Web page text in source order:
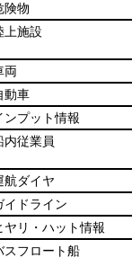
険物
上施設
両
動車
ンプット情報
内従業員
航ダイヤ
イドライン
ヤリ・ハット情報
スフロート船